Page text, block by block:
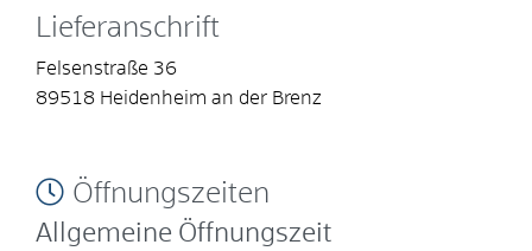
Lieferanschrift
Felsenstraße 36
89518 Heidenheim an der Brenz
Öffnungszeiten
Allgemeine Öffnungszeit